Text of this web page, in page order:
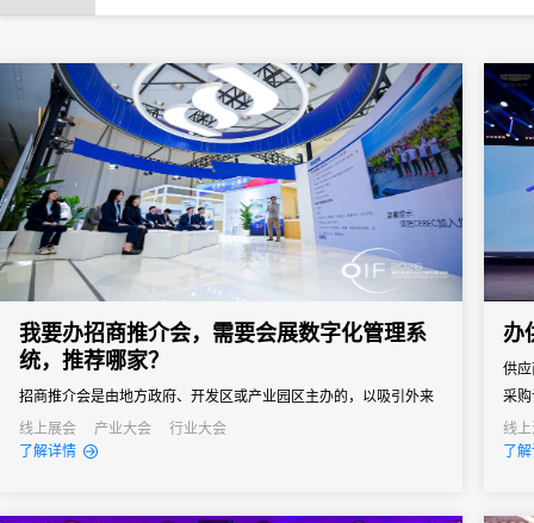
我要办招商推介会，需要会展数字化管理系
统，推荐哪家？
招商推介会是由地方政府、开发区或产业园区主办的，以吸引外来
投资、促进产业落地为核心目标的专题商务活动。参会客商涵盖世
界500强、行业龙头、投资机构和商会协会，单场活动潜在投资意
线上展会 产业大会
行业大会
了解详情
办
供
采
通
窗
线
了